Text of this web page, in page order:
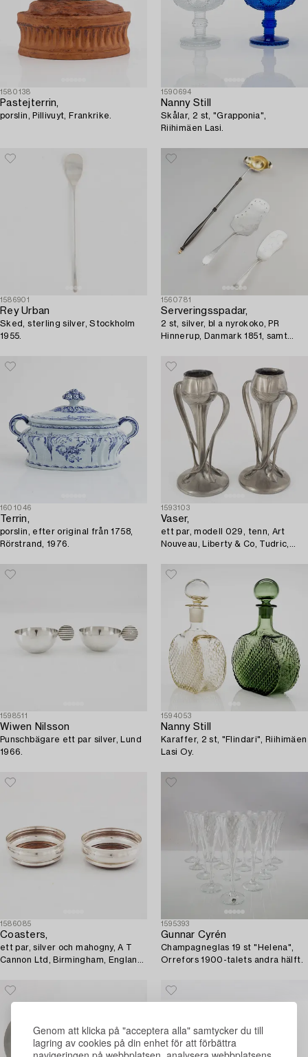
Genom att klicka på "acceptera alla" samtycker du till
lagring av cookies på din enhet för att förbättra
1580138
Pastejterrin,
porslin, Pillivuyt, Frankrike.
1590694
Nanny Still
Skålar, 2 st, "Grapponia",
Riihimäen Lasi.
1586901
Rey Urban
Sked, sterling silver, Stockholm
1955.
1560781
Serveringsspadar,
2 st, silver, bl a nyrokoko, PR
Hinnerup, Danmark 1851, samt
1601046
Terrin,
porslin, efter original från 1758,
Rörstrand, 1976.
1593103
Vaser,
ett par, modell 029, tenn, Art
Nouveau, Liberty & Co, Tudric,
1598511
Wiwen Nilsson
Punschbägare ett par silver, Lund
1966.
1594053
Nanny Still
Karaffer, 2 st, "Flindari", Riihimäen
Lasi Oy.
1586085
Coasters,
ett par, silver och mahogny, A T
Cannon Ltd, Birmingham, England
1595393
Gunnar Cyrén
Champagneglas 19 st "Helena",
Orrefors 1900-talets andra hälft.